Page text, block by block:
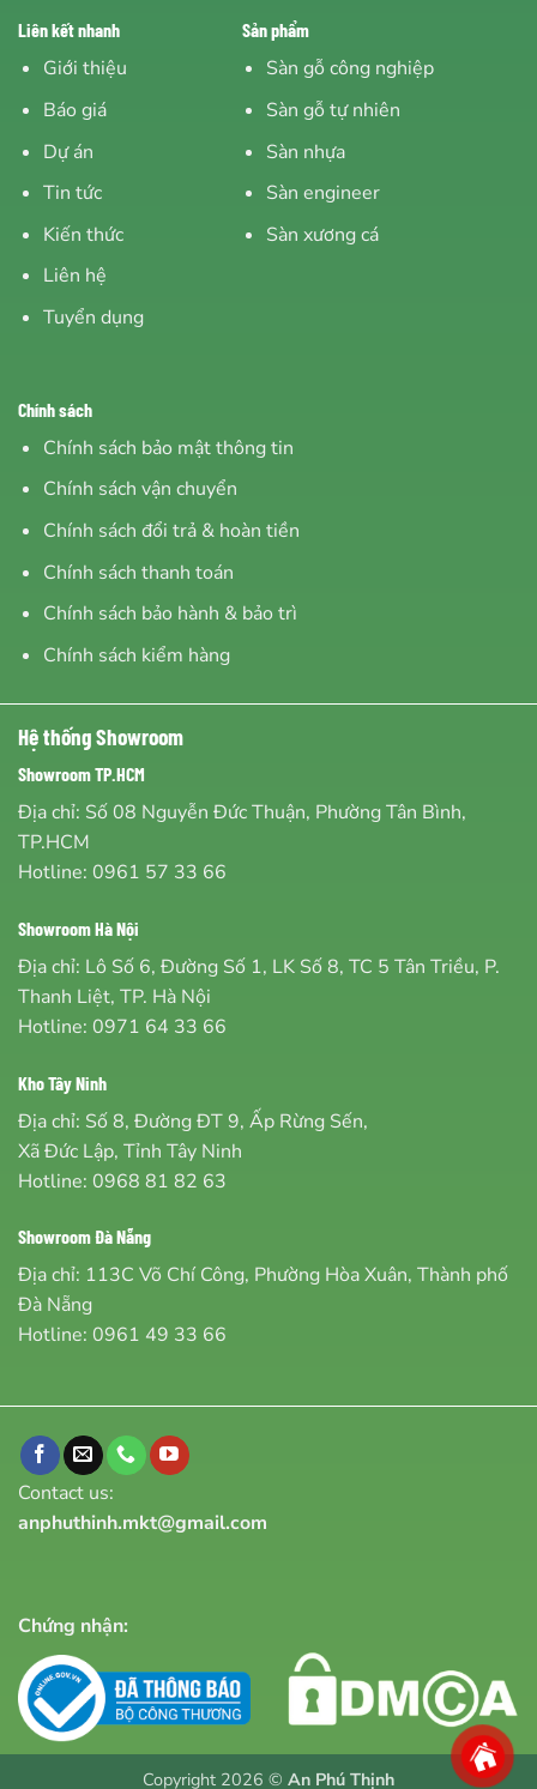
Liên kết nhanh
Giới thiệu
Báo giá
Dự án
Tin tức
Kiến thức
Liên hệ
Tuyển dụng
Sản phẩm
Sàn gỗ công nghiệp
Sàn gỗ tự nhiên
Sàn nhựa
Sàn engineer
Sàn xương cá
Chính sách
Chính sách bảo mật thông tin
Chính sách vận chuyển
Chính sách đổi trả & hoàn tiền
Chính sách thanh toán
Chính sách bảo hành & bảo trì
Chính sách kiểm hàng
Hệ thống Showroom
Showroom TP.HCM
Địa chỉ: Số 08 Nguyễn Đức Thuận, Phường Tân Bình,
TP.HCM
Hotline: 0961 57 33 66
Showroom Hà Nội
Địa chỉ: Lô Số 6, Đường Số 1, LK Số 8, TC 5 Tân Triều, P.
Thanh Liệt, TP. Hà Nội
Hotline: 0971 64 33 66
Kho Tây Ninh
Địa chỉ: Số 8, Đường ĐT 9, Ấp Rừng Sến,
Xã Đức Lập, Tỉnh Tây Ninh
Hotline: 0968 81 82 63
Showroom Đà Nẵng
Địa chỉ: 113C Võ Chí Công, Phường Hòa Xuân, Thành phố
Đà Nẵng
Hotline: 0961 49 33 66
Contact us:
anphuthinh.mkt@gmail.com
Chứng nhận:
Copyright 2026 © An Phú Thịnh